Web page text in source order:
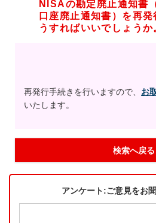
NISAの勘定廃止通知書
口座廃止通知書）を再
うすればいいでしょうか
再発行手続きを行いますので、 お
いたします。
検索へ戻る
アンケート:ご意見をお